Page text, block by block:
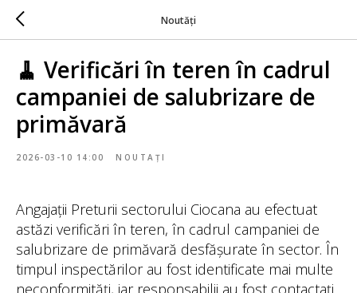
Noutăți
🧹 Verificări în teren în cadrul
campaniei de salubrizare de
primăvară
2026-03-10 14:00 NOUTAȚI
Angajații Preturii sectorului Ciocana au efectuat
astăzi verificări în teren, în cadrul campaniei de
salubrizare de primăvară desfășurate în sector. În
timpul inspectărilor au fost identificate mai multe
neconformități, iar responsabilii au fost contactați